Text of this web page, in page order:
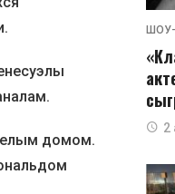
домом.
2